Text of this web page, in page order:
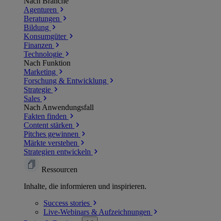
Agenturen
Beratungen
Bildung
Konsumgüter
Finanzen
Technologie
Nach Funktion
Marketing
Forschung & Entwicklung
Strategie
Sales
Nach Anwendungsfall
Fakten finden
Content stärken
Pitches gewinnen
Märkte verstehen
Strategien entwickeln
Ressourcen
Inhalte, die informieren und inspirieren.
Success stories
Live-Webinars & Aufzeichnungen